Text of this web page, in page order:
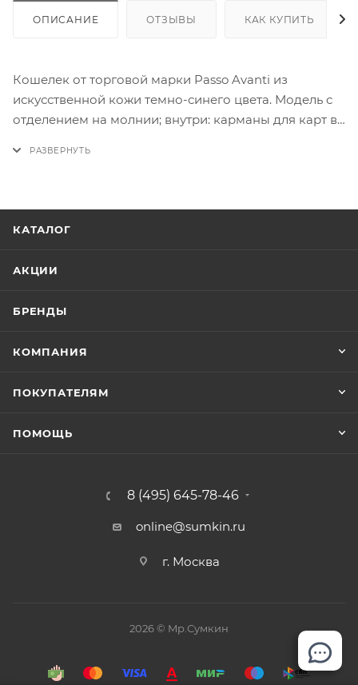
ОПИСАНИЕ ОТЗЫВЫ КАК КУПИТЬ
Кошелек от торговой марки Passo Avanti из
искусственной кожи темно-синего цвета. Модель с
отделением на молнии; внутри: карманы для карт в
КАТАЛОГ
АКЦИИ
БРЕНДЫ
КОМПАНИЯ
ПОКУПАТЕЛЯМ
ПОМОЩЬ
8 (495) 645-78-46
online@sumkin.ru
г. Москва
2026 © Mр.Сумкин